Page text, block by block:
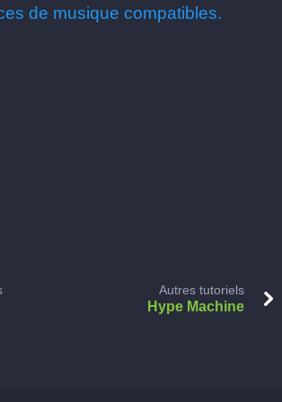
de musique compatibles.
Autres tutoriels
Hype Machine